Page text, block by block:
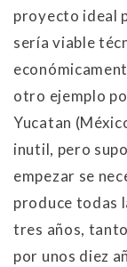
proyecto ideal
sería viable
otro ejemplo
Yucatan
inutil, pero
empezar se
produce todas
tres años,
por unos diez